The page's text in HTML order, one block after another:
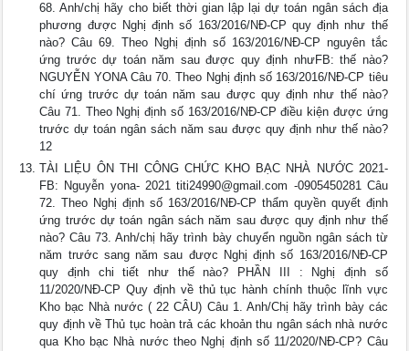
68. Anh/chị hãy cho biết thời gian lập lại dự toán ngân sách địa
phương được Nghị định số 163/2016/NĐ-CP quy định như thế
nào? Câu 69. Theo Nghị định số 163/2016/NĐ-CP nguyên tắc
ứng trước dự toán năm sau được quy định nhưFB: thế nào?
NGUYỄN YONA Câu 70. Theo Nghị định số 163/2016/NĐ-CP tiêu
chí ứng trước dự toán năm sau được quy định như thế nào?
Câu 71. Theo Nghị định số 163/2016/NĐ-CP điều kiện được ứng
trước dự toán ngân sách năm sau được quy định như thế nào?
12
TÀI LIỆU ÔN THI CÔNG CHỨC KHO BẠC NHÀ NƯỚC 2021-
FB: Nguyễn yona- 2021titi24990@gmail.com -0905450281 Câu
72. Theo Nghị định số 163/2016/NĐ-CP thẩm quyền quyết định
ứng trước dự toán ngân sách năm sau được quy định như thế
nào? Câu 73. Anh/chị hãy trình bày chuyển nguồn ngân sách từ
năm trước sang năm sau được Nghị định số 163/2016/NĐ-CP
quy định chi tiết như thế nào? PHẦN III : Nghị định số
11/2020/NĐ-CP Quy định về thủ tục hành chính thuộc lĩnh vực
Kho bạc Nhà nước ( 22 CÂU) Câu 1. Anh/Chị hãy trình bày các
quy định về Thủ tục hoàn trả các khoản thu ngân sách nhà nước
qua Kho bạc Nhà nước theo Nghị định số 11/2020/NĐ-CP? Câu